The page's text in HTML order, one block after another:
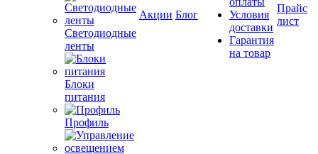
Светодиодные
ленты
Блоки
питания
Профиль
Акции Блог
Условия
доставки
Гарантия
на товар
Прайс
лист